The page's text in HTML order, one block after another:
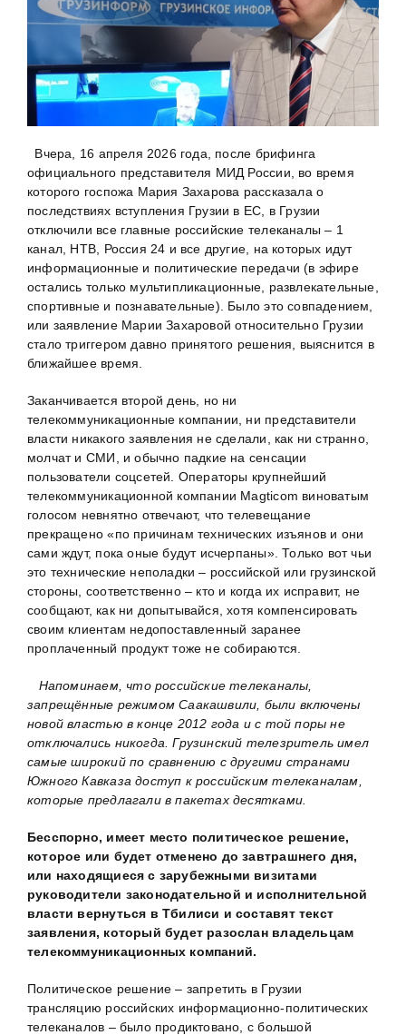
Вчера, 16 апреля 2026 года, после брифинга
официального представителя МИД России, во время
которого госпожа Мария Захарова рассказала о
последствиях вступления Грузии в ЕС, в Грузии
отключили все главные российские телеканалы – 1
канал, НТВ, Россия 24 и все другие, на которых идут
информационные и политические передачи (в эфире
остались только мультипликационные, развлекательные,
спортивные и познавательные). Было это совпадением,
или заявление Марии Захаровой относительно Грузии
стало триггером давно принятого решения, выяснится в
ближайшее время.
Заканчивается второй день, но ни
телекоммуникационные компании, ни представители
власти никакого заявления не сделали, как ни странно,
молчат и СМИ, и обычно падкие на сенсации
пользователи соцсетей. Операторы крупнейший
телекоммуникационной компании Magticom виноватым
голосом невнятно отвечают, что телевещание
прекращено «по причинам технических изъянов и они
сами ждут, пока оные будут исчерпаны». Только вот чьи
это технические неполадки – российской или грузинской
стороны, соответственно – кто и когда их исправит, не
сообщают, как ни допытывайся, хотя компенсировать
своим клиентам недопоставленный заранее
проплаченный продукт тоже не собираются.
Напоминаем, что российские телеканалы,
запрещённые режимом Саакашвили, были включены
новой властью в конце 2012 года и с той поры не
отключались никогда. Грузинский телезритель имел
самые широкий по сравнению с другими странами
Южного Кавказа доступ к российским телеканалам,
которые предлагали в пакетах десятками.
Бесспорно, имеет место политическое решение,
которое или будет отменено до завтрашнего дня,
или находящиеся с зарубежными визитами
руководители законодательной и исполнительной
власти вернуться в Тбилиси и составят текст
заявления, который будет разослан владельцам
телекоммуникационных компаний.
Политическое решение – запретить в Грузии
трансляцию российских информационно-политических
телеканалов – было продиктовано, с большой